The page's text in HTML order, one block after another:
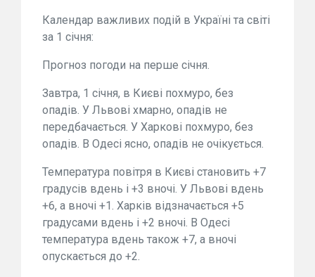
Календар важливих подій в Україні та світі
за 1 січня:
Прогноз погоди на перше січня.
Завтра, 1 січня, в Києві похмуро, без
опадів. У Львові хмарно, опадів не
передбачається. У Харкові похмуро, без
опадів. В Одесі ясно, опадів не очікується.
Температура повітря в Києві становить +7
градусів вдень і +3 вночі. У Львові вдень
+6, а вночі +1. Харків відзначається +5
градусами вдень і +2 вночі. В Одесі
температура вдень також +7, а вночі
опускається до +2.